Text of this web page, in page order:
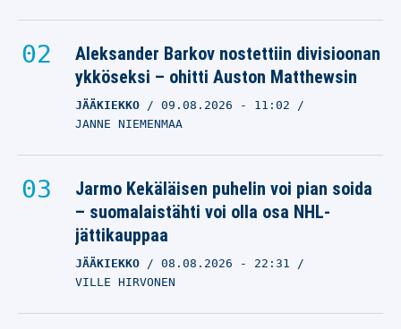
Aleksander Barkov nostettiin divisioonan
ykköseksi – ohitti Auston Matthewsin
JÄÄKIEKKO 09.08.2026 - 11:02
JANNE NIEMENMAA
Jarmo Kekäläisen puhelin voi pian soida
– suomalaistähti voi olla osa NHL-
jättikauppaa
JÄÄKIEKKO 08.08.2026 - 22:31
VILLE HIRVONEN